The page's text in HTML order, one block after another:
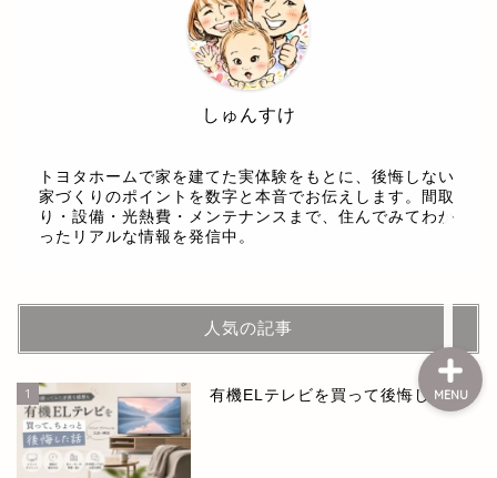
しゅんすけ
トヨタホームで家を建てた実体験をもとに、後悔しない
家づくりのポイントを数字と本音でお伝えします。間取
り・設備・光熱費・メンテナンスまで、住んでみてわか
ったリアルな情報を発信中。
人気の記事
1 有機ELテレビを買って後悔した話
MENU
お問い合せ
プライバシーポリシー